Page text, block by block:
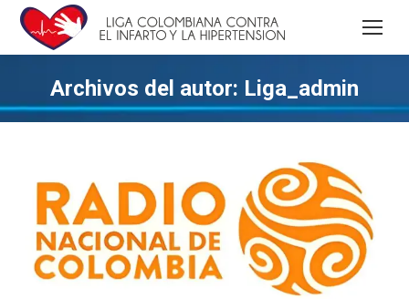
Archivos del autor: Liga_admin